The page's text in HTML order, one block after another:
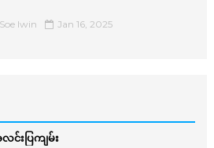
lwin Jan 16, 2025
င်းပြကျမ်း